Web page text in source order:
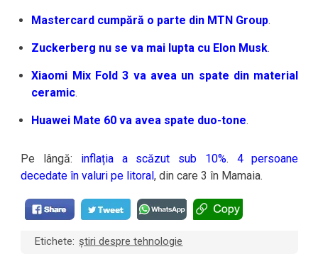
Mastercard cumpără o parte din MTN Group.
Zuckerberg nu se va mai lupta cu Elon Musk.
Xiaomi Mix Fold 3 va avea un spate din material
ceramic.
Huawei Mate 60 va avea spate duo-tone.
Pe lângă: inflația a scăzut sub 10%. 4 persoane
decedate în valuri pe litoral, din care 3 în Mamaia.
Etichete: știri despre tehnologie